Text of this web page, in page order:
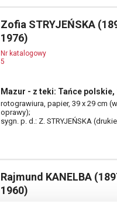
Zofia STRYJEŃSKA
1976)
Nr katalogowy
5
Mazur - z teki: Tańce polskie,
rotograwiura, papier, 39 x 29 cm
oprawy);
sygn. p. d.: Z. STRYJEŃSKA
Rajmund KANELBA
1960)